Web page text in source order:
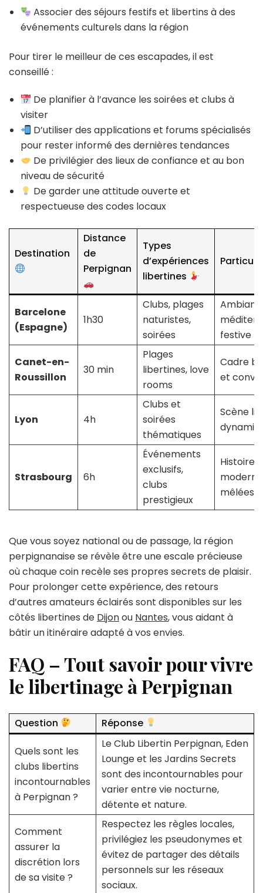
Associer des séjours festifs et libertins à des
événements culturels dans la région
Pour tirer le meilleur de ces escapades, il est
conseillé :
De planifier à l’avance les soirées et clubs à
visiter
D’utiliser des applications et forums spécialisés
pour rester informé des dernières tendances
De privilégier des lieux de confiance et au bon
niveau de sécurité
De garder une attitude ouverte et
respectueuse des codes locaux
Destination
Distance
de
Perpignan
Types
d’expériences
libertines
Barcelone
(Espagne)
1h30
Clubs, plages
naturistes,
soirées
festive
Canet-en-
Roussillon
30 min
Plages
libertines, love
rooms
Cadre
et
Lyon 4h
Clubs et
soirées
thématiques
Scène
Strasbourg 6h
Événements
exclusifs,
clubs
prestigieux
Histoire
mêlées
Que vous soyez national ou de passage, la région
perpignanaise se révèle être une escale précieuse
où chaque coin recèle ses propres secrets de plaisir.
Pour prolonger cette expérience, des retours
d’autres amateurs éclairés sont disponibles sur les
côtés libertines de Dijonou Nantes, vous aidant à
bâtir un itinéraire adapté à vos envies.
FAQ – Tout savoir pour vivre
le libertinage à Perpignan
Question Réponse
Quels sont les
clubs libertins
incontournables
à Perpignan ?
Le Club Libertin Perpignan, Eden
Lounge et les Jardins Secrets
sont des incontournables pour
varier entre vie nocturne,
détente et nature.
Comment
assurer la
discrétion lors
de sa visite ?
Respectez les règles locales,
privilégiez les pseudonymes et
évitez de partager des détails
personnels sur les réseaux
sociaux.